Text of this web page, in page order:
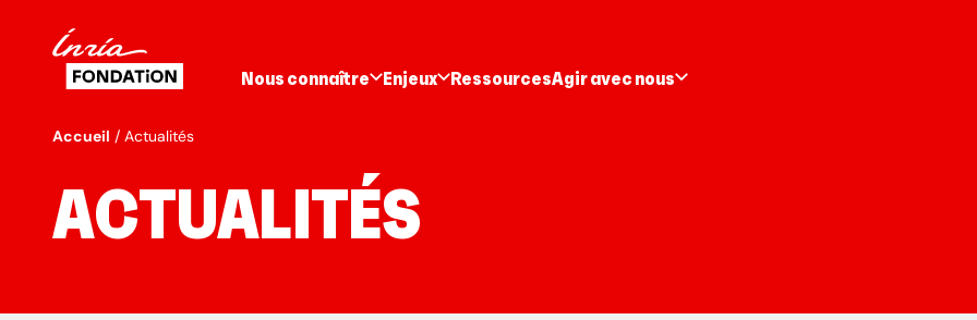
Nous connaître Enjeux RessourcesAgir avec nous
Accueil Actualités
ACTUALITÉS